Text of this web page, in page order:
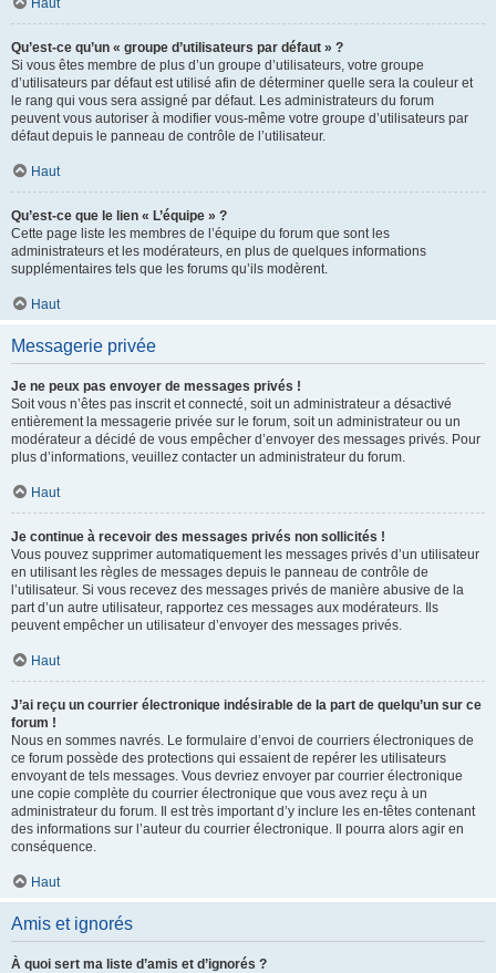
Haut
Qu’est-ce qu’un « groupe d’utilisateurs par défaut » ?
Si vous êtes membre de plus d’un groupe d’utilisateurs, votre groupe
d’utilisateurs par défaut est utilisé afin de déterminer quelle sera la couleur et
le rang qui vous sera assigné par défaut. Les administrateurs du forum
peuvent vous autoriser à modifier vous-même votre groupe d’utilisateurs par
défaut depuis le panneau de contrôle de l’utilisateur.
Haut
Qu’est-ce que le lien « L’équipe » ?
Cette page liste les membres de l’équipe du forum que sont les
administrateurs et les modérateurs, en plus de quelques informations
supplémentaires tels que les forums qu’ils modèrent.
Haut
Messagerie privée
Je ne peux pas envoyer de messages privés !
Soit vous n’êtes pas inscrit et connecté, soit un administrateur a désactivé
entièrement la messagerie privée sur le forum, soit un administrateur ou un
modérateur a décidé de vous empêcher d’envoyer des messages privés. Pour
plus d’informations, veuillez contacter un administrateur du forum.
Haut
Je continue à recevoir des messages privés non sollicités !
Vous pouvez supprimer automatiquement les messages privés d’un utilisateur
en utilisant les règles de messages depuis le panneau de contrôle de
l’utilisateur. Si vous recevez des messages privés de manière abusive de la
part d’un autre utilisateur, rapportez ces messages aux modérateurs. Ils
peuvent empêcher un utilisateur d’envoyer des messages privés.
Haut
J’ai reçu un courrier électronique indésirable de la part de quelqu’un sur ce
forum !
Nous en sommes navrés. Le formulaire d’envoi de courriers électroniques de
ce forum possède des protections qui essaient de repérer les utilisateurs
envoyant de tels messages. Vous devriez envoyer par courrier électronique
une copie complète du courrier électronique que vous avez reçu à un
administrateur du forum. Il est très important d’y inclure les en-têtes contenant
des informations sur l’auteur du courrier électronique. Il pourra alors agir en
conséquence.
Haut
Amis et ignorés
À quoi sert ma liste d’amis et d’ignorés ?